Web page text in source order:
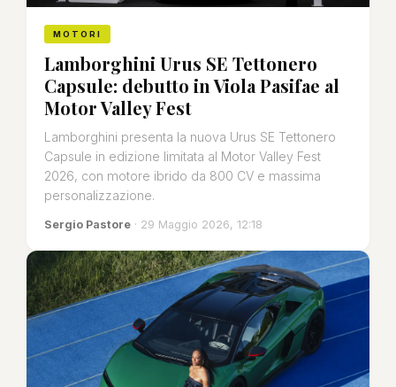
MOTORI
Lamborghini Urus SE Tettonero
Capsule: debutto in Viola Pasifae al
Motor Valley Fest
Lamborghini presenta la nuova Urus SE Tettonero
Capsule in edizione limitata al Motor Valley Fest
2026, con motore ibrido da 800 CV e massima
personalizzazione.
Sergio Pastore · 29 Maggio 2026, 12:18